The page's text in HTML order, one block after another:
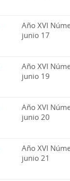
Año XVI
junio 17
Año XVI
junio 19
Año XVI
junio 20
Año XVI
junio 21